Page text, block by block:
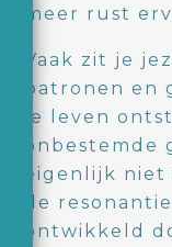
meer rust
Vaak zit je
patronen en
je leven
onbestemde
eigenlijk
de
ontwikkeld